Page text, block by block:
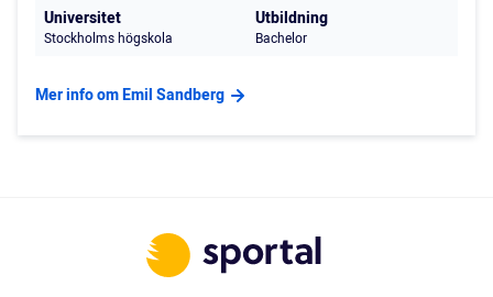
Universitet
Stockholms högskola
Utbildning
Bachelor
Mer info om Emil Sandberg